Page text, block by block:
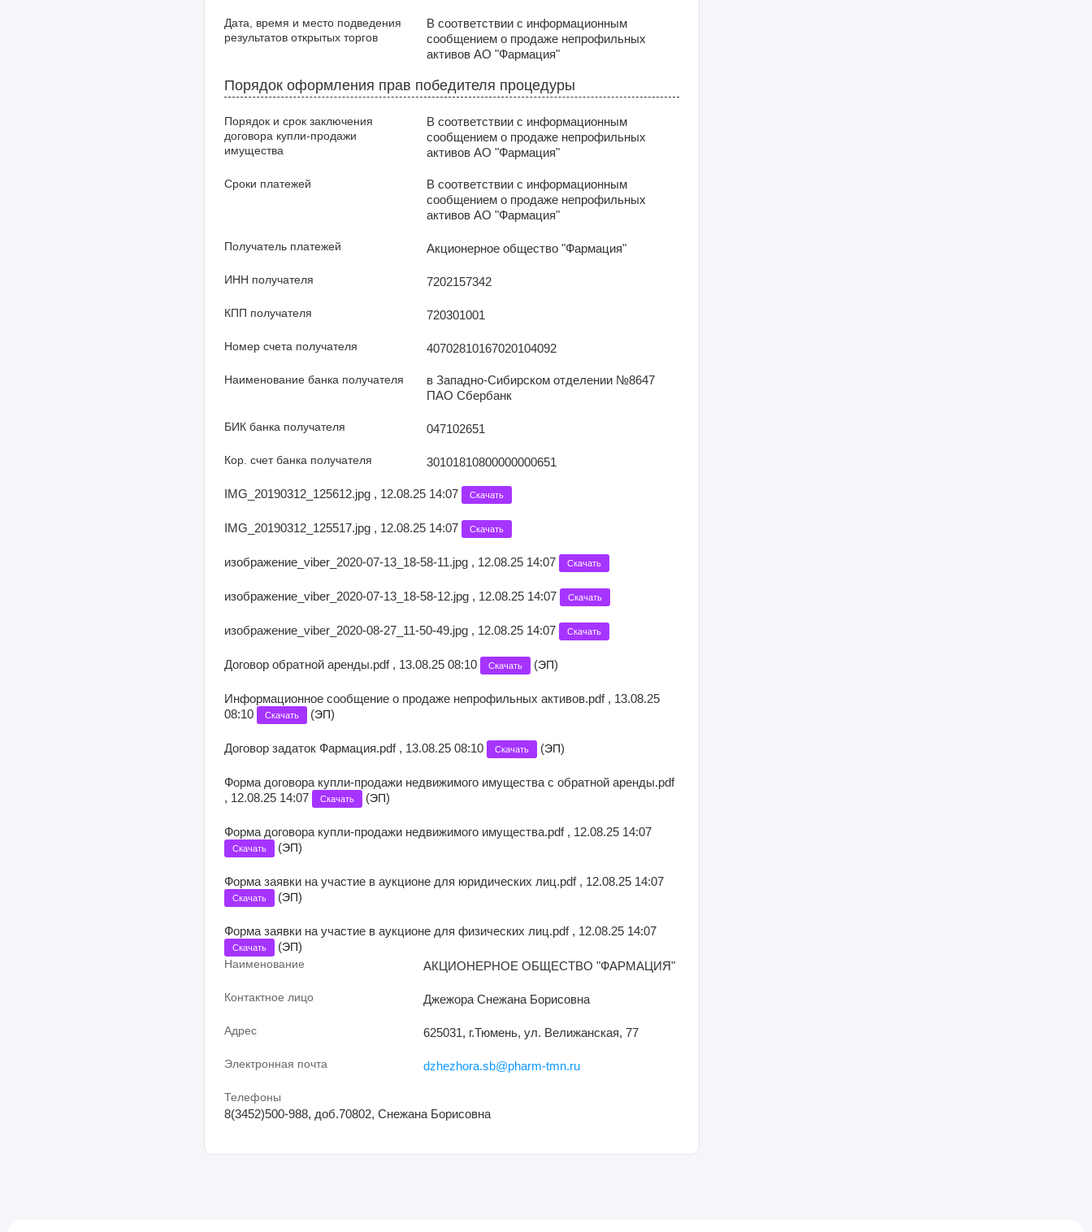
Дата, время и место подведения
результатов открытых торгов
В соответствии с информационным
сообщением о продаже непрофильных
активов АО "Фармация"
Порядок оформления прав победителя процедуры
Порядок и срок заключения
договора купли-продажи
имущества
В соответствии с информационным
сообщением о продаже непрофильных
активов АО "Фармация"
Сроки платежей
В соответствии с информационным
сообщением о продаже непрофильных
активов АО "Фармация"
Получатель платежей Акционерное общество "Фармация"
ИНН получателя 7202157342
КПП получателя 720301001
Номер счета получателя 40702810167020104092
Наименование банка получателя
в Западно-Сибирском отделении №8647
ПАО Сбербанк
БИК банка получателя 047102651
Кор. счет банка получателя 30101810800000000651
IMG_20190312_125612.jpg , 12.08.25 14:07 Скачать
IMG_20190312_125517.jpg , 12.08.25 14:07 Скачать
изображение_viber_2020-07-13_18-58-11.jpg , 12.08.25 14:07 Скачать
изображение_viber_2020-07-13_18-58-12.jpg , 12.08.25 14:07 Скачать
изображение_viber_2020-08-27_11-50-49.jpg , 12.08.25 14:07 Скачать
Договор обратной аренды.pdf , 13.08.25 08:10 Скачать (ЭП)
Информационное сообщение о продаже непрофильных активов.pdf , 13.08.25
08:10
Скачать (ЭП)
Договор задаток Фармация.pdf , 13.08.25 08:10 Скачать (ЭП)
Форма договора купли-продажи недвижимого имущества с обратной аренды.pdf
, 12.08.25 14:07
Скачать (ЭП)
Форма договора купли-продажи недвижимого имущества.pdf , 12.08.25 14:07
Скачать (ЭП)
Форма заявки на участие в аукционе для юридических лиц.pdf , 12.08.25 14:07
Скачать (ЭП)
Форма заявки на участие в аукционе для физических лиц.pdf , 12.08.25 14:07
Скачать (ЭП)
Наименование АКЦИОНЕРНОЕ ОБЩЕСТВО "ФАРМАЦИЯ"
Контактное лицо Джежора Снежана Борисовна
Адрес 625031, г.Тюмень, ул. Велижанская, 77
Электронная почта dzhezhora.sb@pharm-tmn.ru
Телефоны
8(3452)500-988, доб.70802, Снежана Борисовна